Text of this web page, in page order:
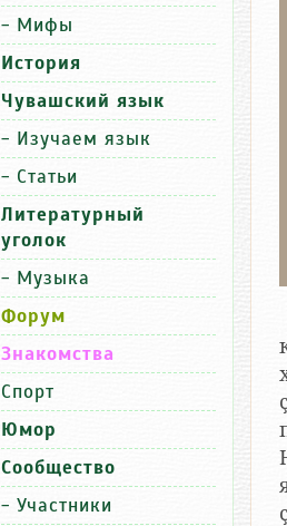
- Мифы
История
Чувашский язык
- Изучаем язык
- Статьи
Литературный
уголок
- Музыка
Форум
Знакомства
Спорт
Юмор
Сообщество
- Участники